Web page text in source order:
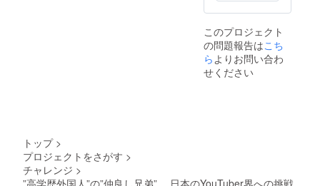
このプロジェクト
の問題報告はこち
らよりお問い合わ
せください
トップ >
プロジェクトをさがす >
チャレンジ >